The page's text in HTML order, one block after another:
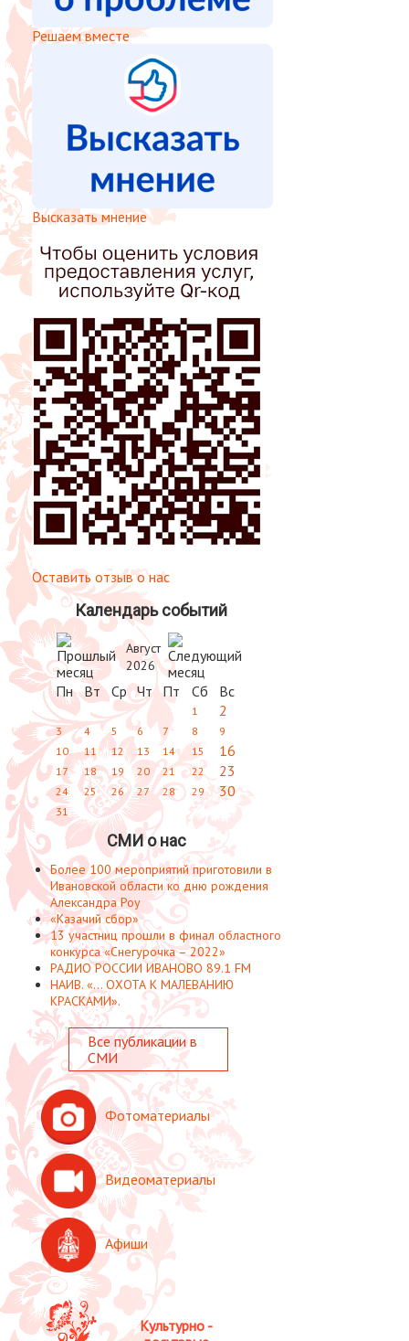
Культурно -
Решаем вместе
Высказать мнение
Оставить отзыв о нас
Календарь событий
Август
2026
Пн Вт Ср Чт Пт Сб Вс
1 2
3 4 5 6 7 8
9
10
11 12 13 14 15 16
17 18 19 20 21 22 23
24 25 26 27 28 29 30
31
СМИ о нас
Более 100 мероприятий приготовили в
Ивановской области ко дню рождения
Александра Роу
«Казачий сбор»
13 участниц прошли в финал областного
конкурса «Снегурочка – 2022»
РАДИО РОССИИ ИВАНОВО 89.1 FM
НАИВ. «... ОХОТА К МАЛЕВАНИЮ
КРАСКАМИ».
Все публикации в
СМИ
Фотоматериалы
Видеоматериалы
Афиши